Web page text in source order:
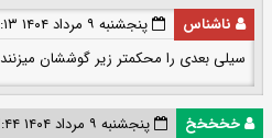
ناشناس
پنجشنبه ۹ مرداد ۱۴۰۴ ۰۱:۲۹:۱۳
سیلی بعدی را محکمتر زیر گوششان میزنند
خخخخخ
پنجشنبه ۹ مرداد ۱۴۰۴ ۰۰:۲۲:۴۴